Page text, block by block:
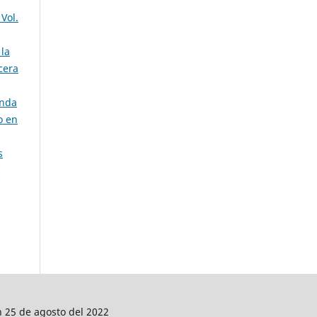
en
de agosto del 2022